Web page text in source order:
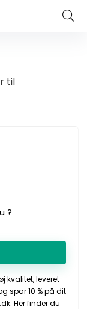
til
?
kvalitet, leveret
spar 10 % på dit
Her finder du